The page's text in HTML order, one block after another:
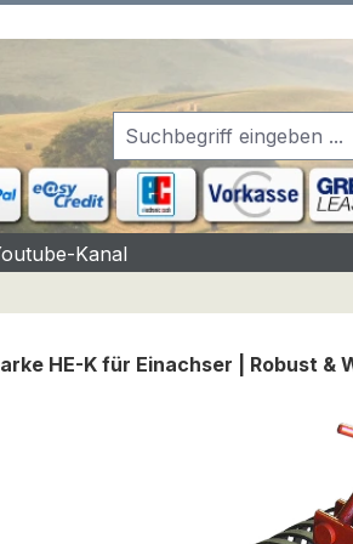
Kanal
HE-K für Einachser | Robust &